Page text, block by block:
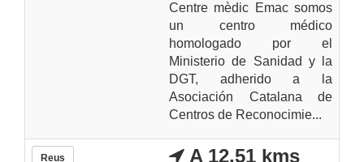
Centre mèdic Emac somos
un centro médico
homologado por el
Ministerio de Sanidad y la
DGT, adherido a la
Asociación Catalana de
Centros de Reconocimie...
Reus
A 12.51 kms